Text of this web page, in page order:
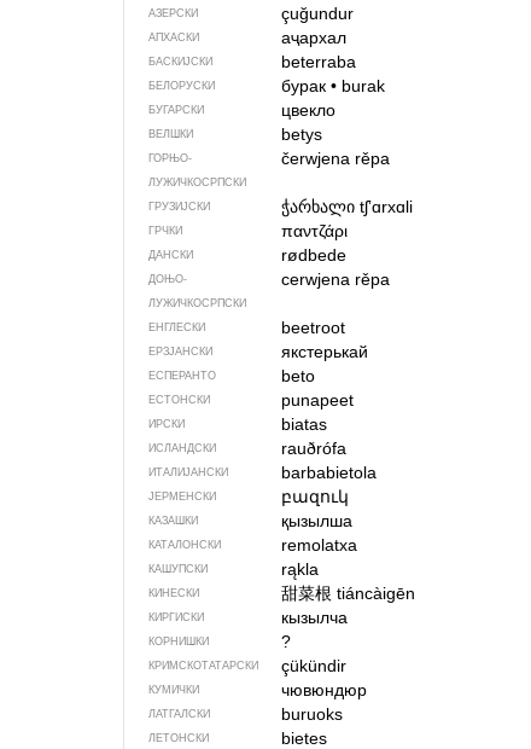
АЗЕРСКИ çuğundur
АПХАСКИ аҷархал
БАСКИЈСКИ beterraba
БЕЛОРУСКИ бурак •burak
БУГАРСКИ цвекло
ВЕЛШКИ betys
ГОРЊО­
ЛУЖИЧКОСРПСКИ
čerwjena rěpa
ГРУЗИЈСКИ ჭარხალი tʃʼɑrxɑli
ГРЧКИ παντζάρι
ДАНСКИ rødbede
ДОЊО­
ЛУЖИЧКОСРПСКИ
cerwjena rěpa
ЕНГЛЕСКИ beetroot
ЕРЗЈАНСКИ якстерькай
ЕСПЕРАНТО beto
ЕСТОНСКИ punapeet
ИРСКИ biatas
ИСЛАНДСКИ rauðrófa
ИТАЛИЈАНСКИ barbabietola
ЈЕРМЕНСКИ բազուկ
КАЗАШКИ қызылша
КАТАЛОНСКИ remolatxa
КАШУПСКИ rąkla
КИНЕСКИ 甜菜根 tiáncàigēn
КИРГИСКИ кызылча
КОРНИШКИ ?
КРИМСКОТАТАРСКИ çükündir
КУМИЧКИ чювюндюр
ЛАТГАЛСКИ buruoks
ЛЕТОНСКИ bietes